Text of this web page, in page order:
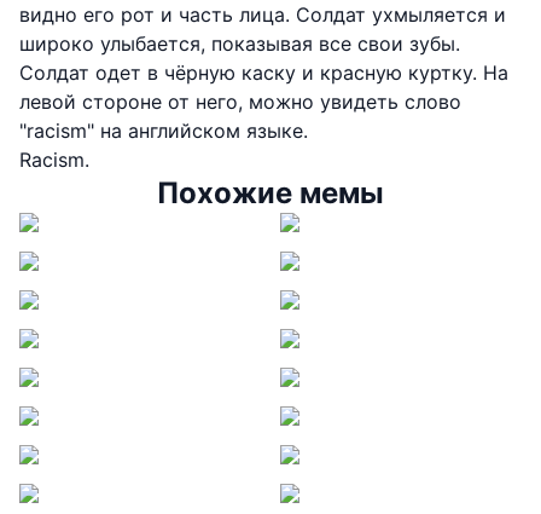
видно его рот и часть лица. Солдат ухмыляется и
широко улыбается, показывая все свои зубы.
Солдат одет в чёрную каску и красную куртку. На
левой стороне от него, можно увидеть слово
"racism" на английском языке.
Racism.
Похожие мемы